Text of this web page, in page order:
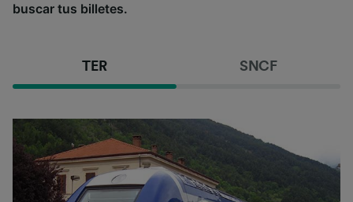
buscar tus billetes.
TER SNCF